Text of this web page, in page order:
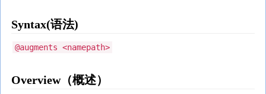
Syntax(语法)
@augments <namepath>
Overview（概述）